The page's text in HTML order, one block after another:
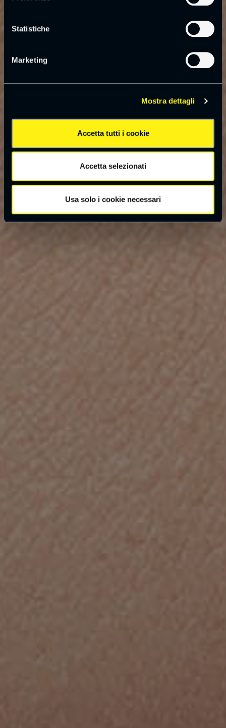
Statistiche
Marketing
Mostra dettagli
Accetta tutti i cookie
Accetta selezionati
Usa solo i cookie necessari